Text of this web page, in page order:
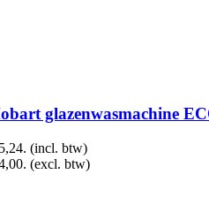
glazenwasmachine
(incl. btw)
(excl. btw)